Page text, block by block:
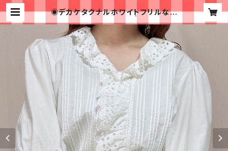
◉デカケタクナルホワイトフリルなブ